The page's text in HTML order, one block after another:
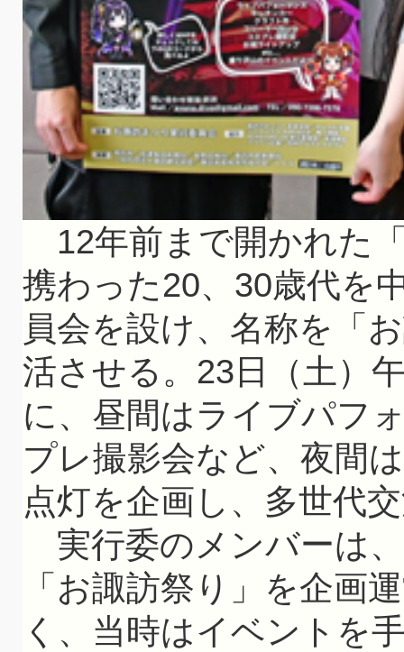
12年前まで開かれた
携わった20、30歳代を
員会を設け、名称を「
活させる。23日（土）
に、昼間はライブパフ
プレ撮影会など、夜間
点灯を企画し、多世代
実行委のメンバーは
「お諏訪祭り」を企画
く、当時はイベントを